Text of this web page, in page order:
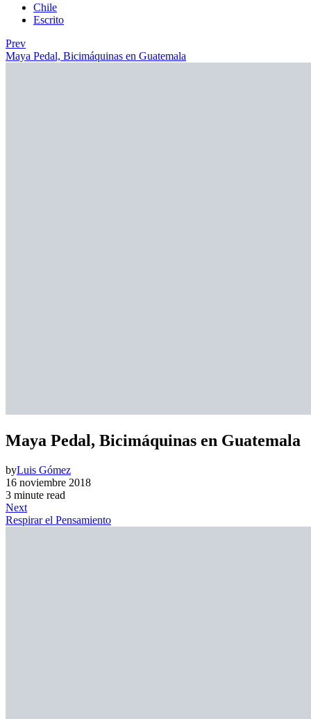
Chile
Escrito
Prev
Maya Pedal, Bicimáquinas en Guatemala
Maya Pedal, Bicimáquinas en Guatemala
byLuis Gómez
16 noviembre 2018
3 minute read
Next
Respirar el Pensamiento